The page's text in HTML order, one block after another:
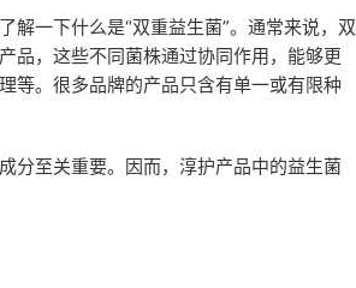
解一下什么是“双重益生菌”。通常来说，双
品，这些不同菌株通过协同作用，能够更
等。很多品牌的产品只含有单一或有限种
分至关重要。因而，淳护产品中的益生菌